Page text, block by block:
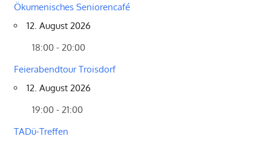
Ökumenisches Seniorencafé
12. August 2026
18:00 - 20:00
Feierabendtour Troisdorf
12. August 2026
19:00 - 21:00
TADü-Treffen